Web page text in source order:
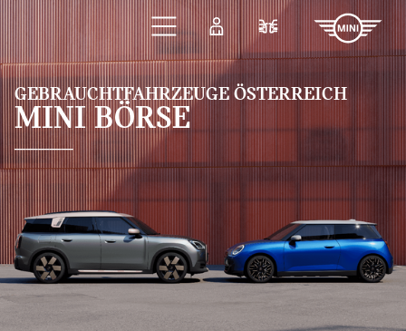
Zum Hauptinhalt springen
Anmelden
GEBRAUCHTFAHRZEUGE ÖSTERREICH
MINI BÖRSE